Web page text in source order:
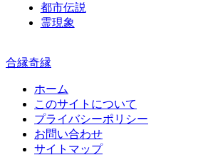
都市伝説
霊現象
合縁奇縁
ホーム
このサイトについて
プライバシーポリシー
お問い合わせ
サイトマップ